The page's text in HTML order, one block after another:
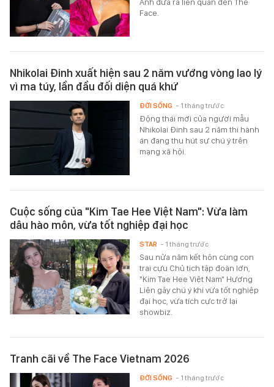
Anh đưa ra liên quan đến The
Face.
Nhikolai Đinh xuất hiện sau 2 năm vướng vòng lao lý
vì ma túy, lần đầu đối diện quá khứ
Động thái mới của người mẫu
Nhikolai Đinh sau 2 năm thi hành
án đang thu hút sự chú ý trên
mạng xã hội.
ĐỜI SỐNG - 1 tháng trước
Cuộc sống của "Kim Tae Hee Việt Nam": Vừa làm
dâu hào môn, vừa tốt nghiệp đại học
Sau nửa năm kết hôn cùng con
trai cựu Chủ tịch tập đoàn lớn,
"Kim Tae Hee Việt Nam" Hương
Liên gây chú ý khi vừa tốt nghiệp
đại học, vừa tích cực trở lại
showbiz.
STAR - 1 tháng trước
Tranh cãi về The Face Vietnam 2026
ĐỜI SỐNG - 1 tháng trước